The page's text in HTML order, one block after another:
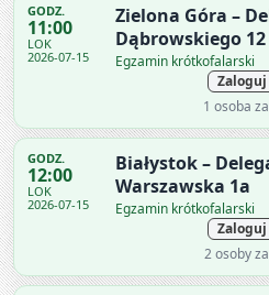
GODZ.
11:00
LOK
2026-07-15
Zielona Góra –
Dąbrowskiego 12
Egzamin krótkofalarski
Zaloguj
1 osoba
GODZ.
12:00
LOK
2026-07-15
Białystok –
Warszawska 1a
Egzamin krótkofalarski
Zaloguj
2 osoby